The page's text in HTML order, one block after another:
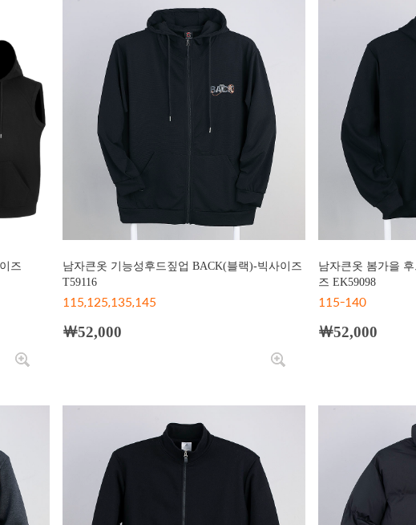
즈
남자큰옷 기능성후드짚업 BACK(블랙)-빅사이즈
T59116
115,125,135,145
￦52,000
남자큰옷 봄가을
즈 EK59098
115-140
￦52,000